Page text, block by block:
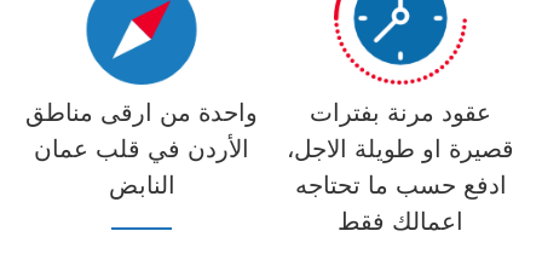
عقود مرنة بفترات
قصيرة او طويلة الاجل،
ادفع حسب ما تحتاجه
اعمالك فقط
واحدة من ارقى مناطق
الأردن في قلب عمان
النابض